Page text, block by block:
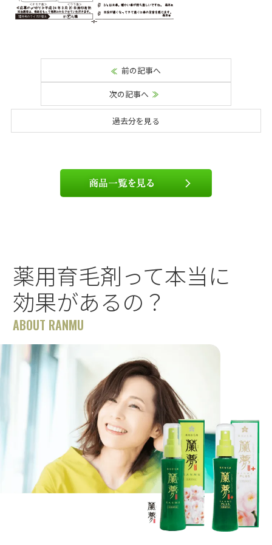
前の記事へ
次の記事へ
過去分を見る
薬用育毛剤って本当に
効果があるの？
ABOUT RANMU